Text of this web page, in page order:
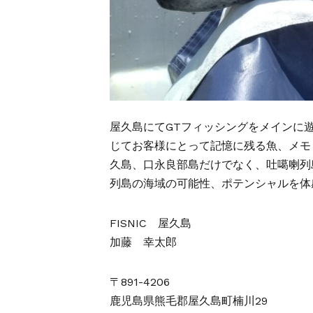
屋久島にてGTフィッシングをメインに
じてお客様にとって記憶に残る魚、メ
久島、口永良部島だけでなく、吐噶喇
列島の海域の可能性、ポテンシャルを
FISNIC 屋久島
加藤 幸太郎
〒891-4206
鹿児島県熊毛郡屋久島町楠川29